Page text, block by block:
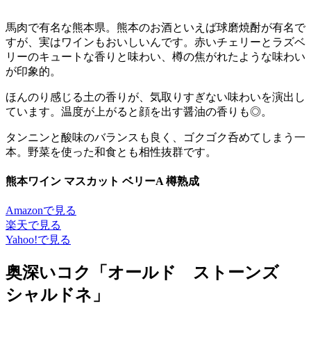
馬肉で有名な熊本県。熊本のお酒といえば球磨焼酎が有名で
すが、実はワインもおいしいんです。赤いチェリーとラズベ
リーのキュートな香りと味わい、樽の焦がれたような味わい
が印象的。
ほんのり感じる土の香りが、気取りすぎない味わいを演出し
ています。温度が上がると顔を出す醤油の香りも◎。
タンニンと酸味のバランスも良く、ゴクゴク呑めてしまう一
本。野菜を使った和食とも相性抜群です。
熊本ワイン マスカット ベリーA 樽熟成
Amazonで見る
楽天で見る
Yahoo!で見る
奥深いコク「オールド ストーンズ
シャルドネ」